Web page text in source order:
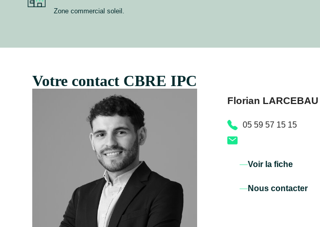
Zone commercial soleil.
Votre contact CBRE IPC
Florian LARCEBAU
05 59 57 15 15
Voir la fiche
Nous contacter